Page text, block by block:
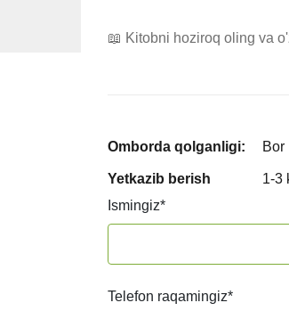
📖 Kitobni hoziroq oling va
Omborda qolganligi: Bor
Yetkazib berish
1-3
Ismingiz*
Telefon raqamingiz*